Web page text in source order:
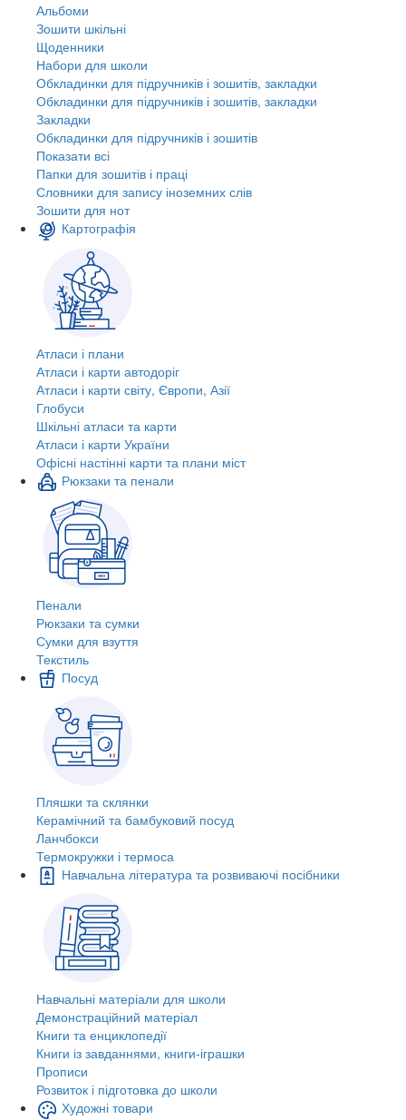
Альбоми
Зошити шкільні
Щоденники
Набори для школи
Обкладинки для підручників і зошитів, закладки
Обкладинки для підручників і зошитів, закладки
Закладки
Обкладинки для підручників і зошитів
Показати всі
Папки для зошитів і праці
Словники для запису іноземних слів
Зошити для нот
Картографія
Атласи і плани
Атласи і карти автодоріг
Атласи і карти світу, Європи, Азії
Глобуси
Шкільні атласи та карти
Атласи і карти України
Офісні настінні карти та плани міст
Рюкзаки та пенали
Пенали
Рюкзаки та сумки
Сумки для взуття
Текстиль
Посуд
Пляшки та склянки
Керамічний та бамбуковий посуд
Ланчбокси
Термокружки і термоса
Навчальна література та розвиваючі посібники
Навчальні матеріали для школи
Демонстраційний матеріал
Книги та енциклопедії
Книги із завданнями, книги-іграшки
Прописи
Розвиток і підготовка до школи
Художні товари